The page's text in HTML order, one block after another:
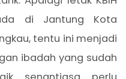
di Jantung Kota
tentu ini menjadi
ibadah yang sudah